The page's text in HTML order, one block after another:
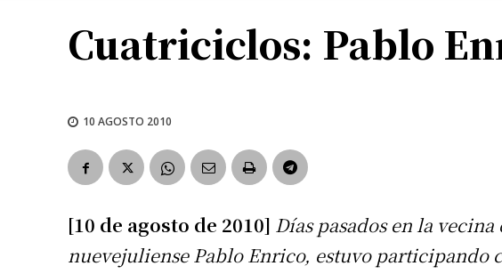
Cuatriciclos: Pablo
10 AGOSTO 2010
[10 de agosto de 2010] Días pasados en la
nuevejuliense Pablo Enrico, estuvo participando